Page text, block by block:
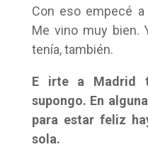
Con eso empecé
Me vino muy bien.
tenía, también.
E irte a Madrid
supongo. En
para estar feliz
sola.